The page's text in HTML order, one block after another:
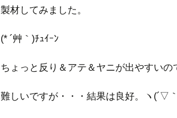
製材してみました。
(* ´艸｀)ﾁｭｲｰﾝ
ちょっと反り＆アテ＆ヤニが出やすいの
難しいですが・・・結果は良好。ヽ(´▽